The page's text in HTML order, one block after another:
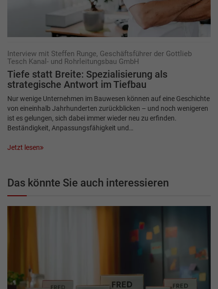
Interview mit Steffen Runge, Geschäftsführer der Gottlieb
Tesch Kanal- und Rohrleitungsbau GmbH
Tiefe statt Breite: Spezialisierung als
strategische Antwort im Tiefbau
Nur wenige Unternehmen im Bauwesen können auf eine Geschichte
von eineinhalb Jahrhunderten zurückblicken – und noch wenigeren
ist es gelungen, sich dabei immer wieder neu zu erfinden.
Beständigkeit, Anpassungsfähigkeit und…
Jetzt lesen
Das könnte Sie auch interessieren